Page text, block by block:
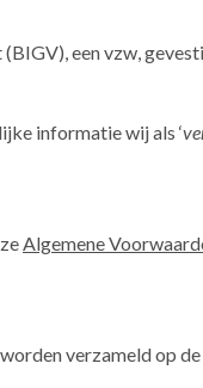
een vzw,
informatie wij als ‘
Algemene
verzameld op